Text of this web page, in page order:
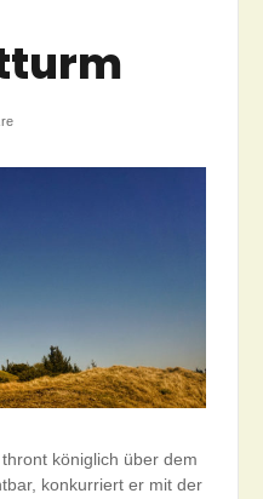
Der
königlich über dem
konkurriert er mit der